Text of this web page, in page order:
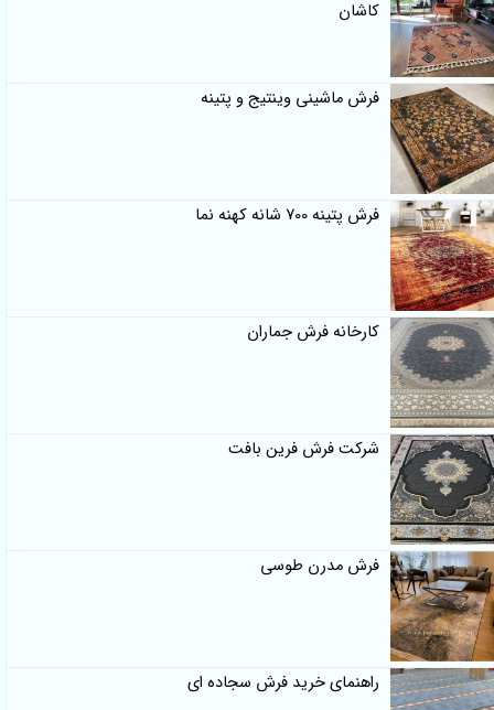
کاشان
فرش ماشینی وینتیج و پتینه
فرش پتینه 700 شانه کهنه نما
کارخانه فرش جماران
شرکت فرش فرین بافت
فرش مدرن طوسی
راهنمای خرید فرش سجاده ای